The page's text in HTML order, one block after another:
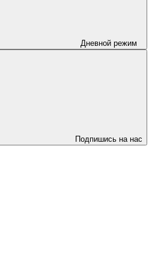
Дневной режим
Подпишись на нас